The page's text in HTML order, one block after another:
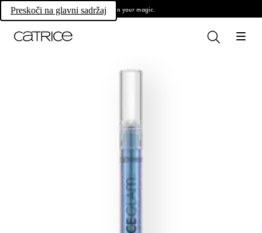
Preskoči na glavni sadržaj Own your magic.